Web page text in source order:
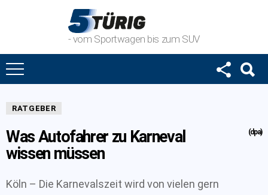
- vom Sportwagen bis zum SUV
RATGEBER
Was Autofahrer zu Karneval
wissen müssen
(dpa)
Köln – Die Karnevalszeit wird von vielen gern